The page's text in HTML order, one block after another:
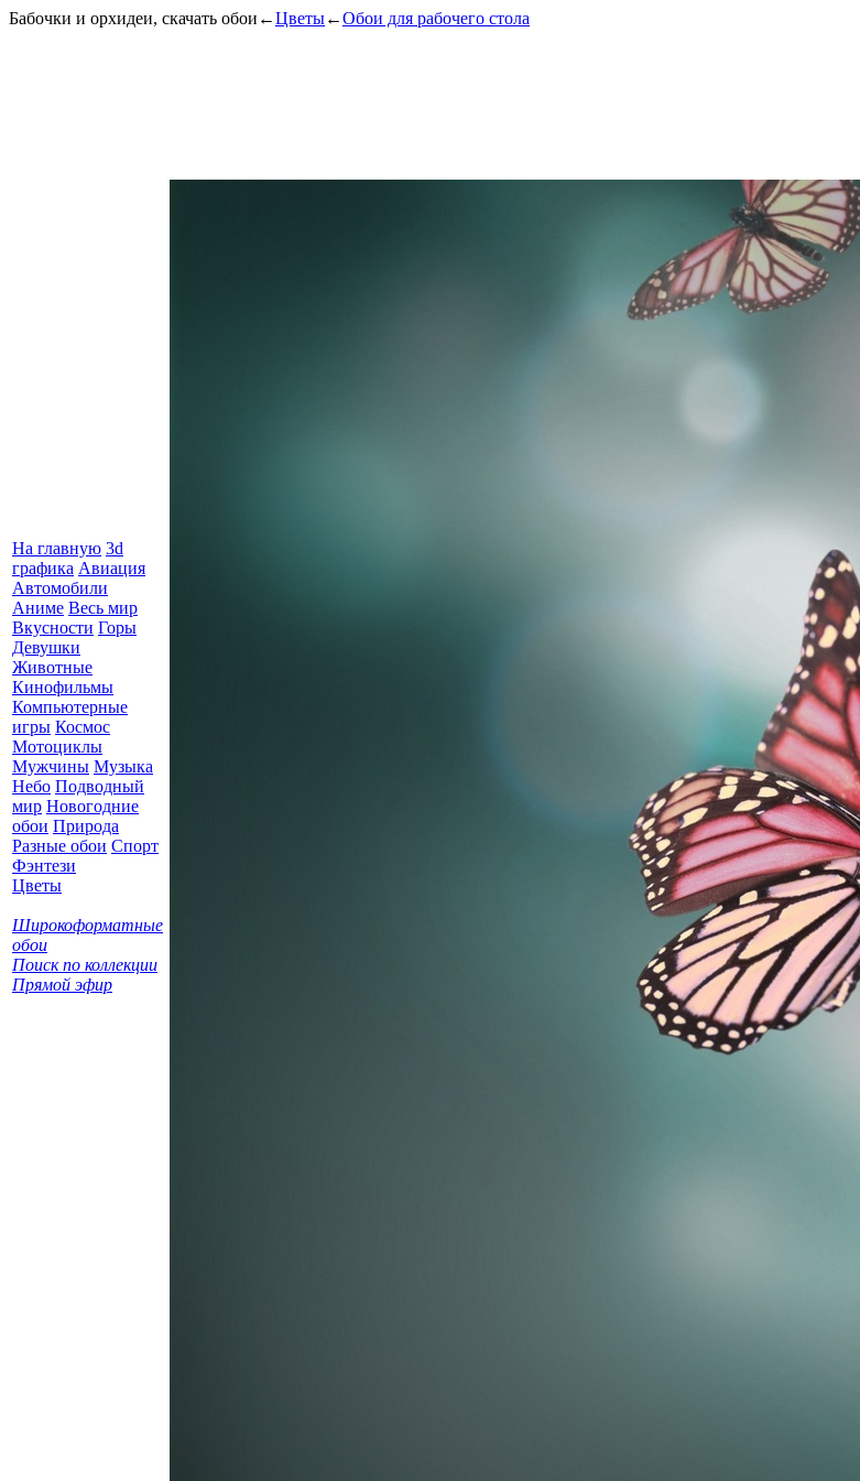
Бабочки и орхидеи, скачать обои ←Цветы←Обои для рабочего стола
На главную 3d
графика Авиация
Автомобили
Аниме Весь мир
Вкусности Горы
Девушки
Животные
Кинофильмы
Компьютерные
игры Космос
Мотоциклы
Мужчины Музыка
Небо Подводный
мир Новогодние
обои Природа
Разные обои Спорт
Фэнтези
Цветы
Широкоформатные
обои
Поиск по коллекции
Прямой эфир